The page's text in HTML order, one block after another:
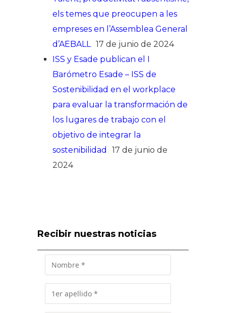
els temes que preocupen a les
empreses en l’Assemblea General
d’AEBALL 17 de junio de 2024
ISS y Esade publican el I
Barómetro Esade – ISS de
Sostenibilidad en el workplace
para evaluar la transformación de
los lugares de trabajo con el
objetivo de integrar la
sostenibilidad
17 de junio de
2024
Recibir nuestras noticias